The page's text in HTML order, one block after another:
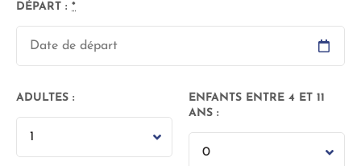
DÉPART : *
ADULTES :
ENFANTS ENTRE 4 ET 11
ANS :